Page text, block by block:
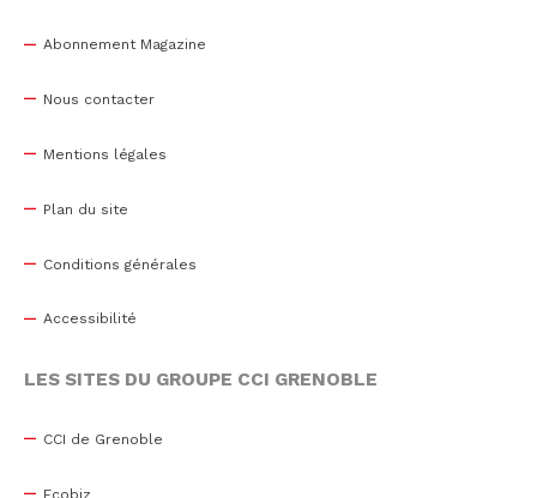
Abonnement Magazine
Nous contacter
Mentions légales
Plan du site
Conditions générales
Accessibilité
LES SITES DU GROUPE CCI GRENOBLE
CCI de Grenoble
Ecobiz